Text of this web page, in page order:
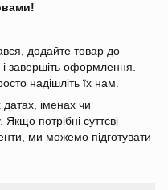
додайте товар до
завершіть оформлення.
надішліть їх нам.
іменах чи
потрібні суттєві
ми можемо підготувати